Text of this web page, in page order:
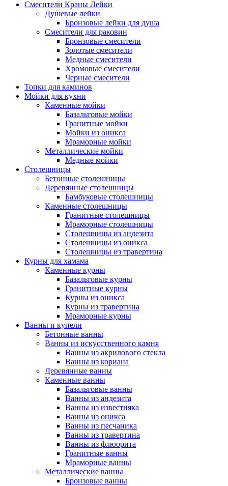
Смесители Краны Лейки
Душевые лейки
Бронзовые лейки для душа
Смесители для раковин
Бронзовые смесители
Золотые смесители
Медные смесители
Хромовые смесители
Черные смесители
Топки для каминов
Мойки для кухни
Каменные мойки
Базальтовые мойки
Гранитные мойки
Мойки из оникса
Мраморные мойки
Металлические мойки
Медные мойки
Столешницы
Бетонные столешницы
Деревянные столешницы
Бамбуковые столешницы
Каменные столешницы
Гранитные столешницы
Мраморные столешницы
Столешницы из андезита
Столешницы из оникса
Столешницы из травертина
Курны для хамама
Каменные курны
Базальтовые курны
Гранитные курны
Курны из оникса
Курны из травертина
Мраморные курны
Ванны и купели
Бетонные ванны
Ванны из искусственного камня
Ванны из акрилового стекла
Ванны из кориана
Деревянные ванны
Каменные ванны
Базальтовые ванны
Ванны из андезита
Ванны из известняка
Ванны из оникса
Ванны из песчаника
Ванны из травертина
Ванны из флюорита
Гранитные ванны
Мраморные ванны
Металлические ванны
Бронзовые ванны